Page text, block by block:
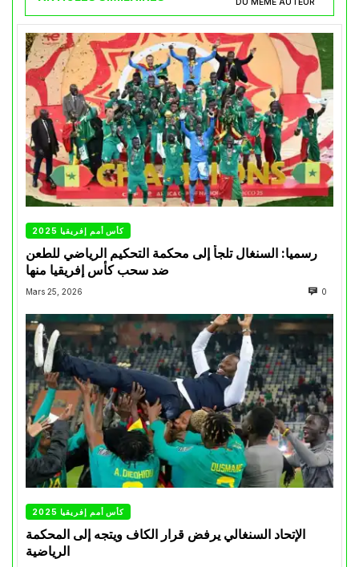
كأس أمم إفريقيا 2025
رسميا: السنغال تلجأ إلى محكمة التحكيم الرياضي للطعن
ضد سحب كأس إفريقيا منها
Mars 25, 2026 0
كأس أمم إفريقيا 2025
الإتحاد السنغالي يرفض قرار الكاف ويتجه إلى المحكمة
الرياضية